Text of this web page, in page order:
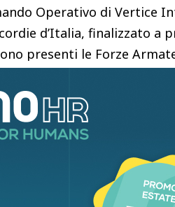
Operativo di Vertice
d’Italia, finalizzato
presenti le Forze
Difesa e l’esperienza
e dell’assistenza alle
come la solidarietà
volontariato e mondo
– dichiara il
Domenico Giani -.